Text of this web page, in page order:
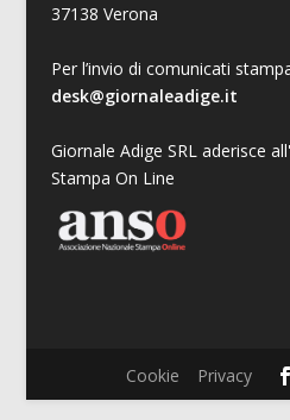
37138 Verona
Per l’invio di comunicati
desk@giornaleadige.it
Giornale Adige SRL aderisce
Stampa On Line
Cookie Privacy